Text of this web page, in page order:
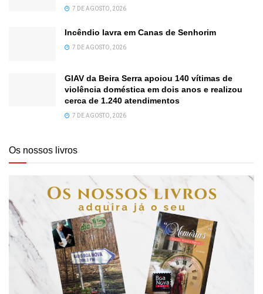
7 DE AGOSTO, 2026
Incêndio lavra em Canas de Senhorim
7 DE AGOSTO, 2026
GIAV da Beira Serra apoiou 140 vítimas de
violência doméstica em dois anos e realizou
cerca de 1.240 atendimentos
7 DE AGOSTO, 2026
Os nossos livros